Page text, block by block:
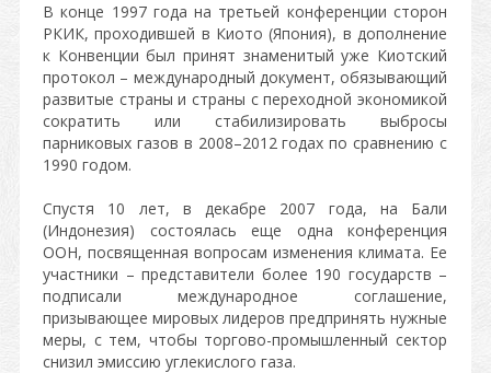
В конце 1997 года на третьей конференции сторон
РКИК, проходившей в Киото (Япония), в дополнение
к Конвенции был принят знаменитый уже Киотский
протокол – международный документ, обязывающий
развитые страны и страны с переходной экономикой
сократить или стабилизировать выбросы
парниковых газов в 2008–2012 годах по сравнению с
1990 годом.
Спустя 10 лет, в декабре 2007 года, на Бали
(Индонезия) состоялась еще одна конференция
ООН, посвященная вопросам изменения климата. Ее
участники – представители более 190 государств –
подписали международное соглашение,
призывающее мировых лидеров предпринять нужные
меры, с тем, чтобы торгово-промышленный сектор
снизил эмиссию углекислого газа.